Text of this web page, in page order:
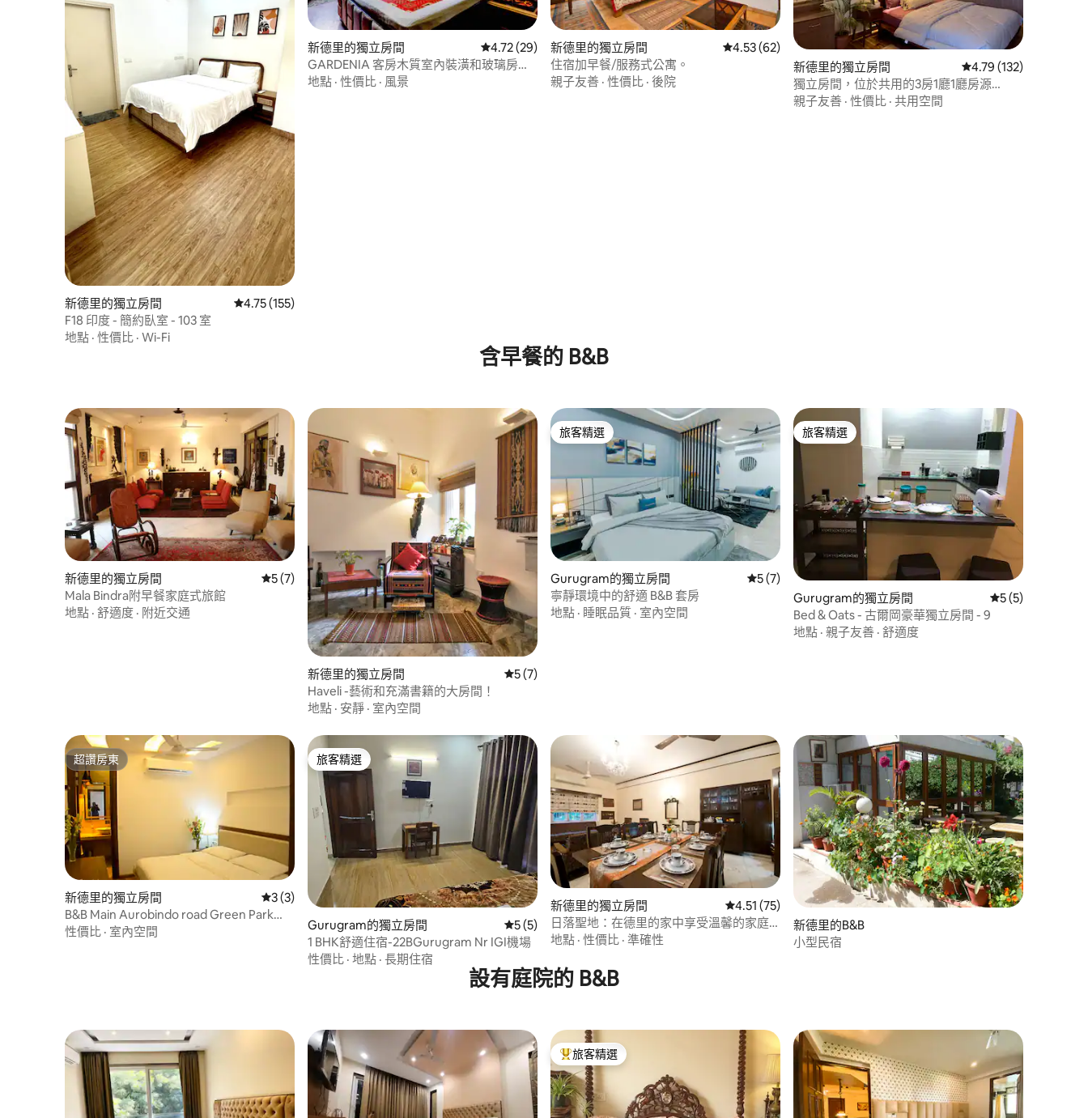
新德里的獨立房間 從 155 則評價中獲得 4.75 的平均評分（滿分 5 分）
4.75 (155)
F18 印度 - 簡約臥室 - 103 室
地點 · 性價比 · Wi-Fi
新德里的獨立房間 從 29 則評價中獲得 4.72 的平均評分（滿分 5 分）
4.72 (29)
GARDENIA 客房木質室內裝潢和玻璃房露
台
地點 · 性價比 · 風景
新德里的獨立房間 從 62 則評價中獲得 4.53 的平均評分（滿分 5 分）
4.53 (62)
住宿加早餐/服務式公寓。
親子友善 · 性價比 · 後院
新德里的獨立房間 從 132 則評價中獲得
4.79 (132)
獨立房間，位於共用的3房1廳1廳房源
Vasant Kunj，靠近機場
親子友善 · 性價比 · 共用空間
含早餐的 B&B
新德里的獨立房間 從 7 則評價中獲得 5 的平均評分（滿分 5 分）
5 (7)
Mala Bindra附早餐家庭式旅館
地點 · 舒適度 · 附近交通
新德里的獨立房間 從 7 則評價中獲得 5 的平均評分（滿分 5 分）
5 (7)
Haveli -藝術和充滿書籍的大房間！
地點 · 安靜 · 室內空間
旅客精選
旅客精選
Gurugram的獨立房間 從 7 則評價中獲得 5 的平均評分（滿分 5 分）
5 (7)
寧靜環境中的舒適 B&B 套房
地點 · 睡眠品質 · 室內空間
旅客精選
旅客精選
Gurugram的獨立房間 從 5 則評價中獲
5 (5)
Bed & Oats - 古爾岡豪華獨立房間 - 9
地點 · 親子友善 · 舒適度
超讚房東
超讚房東
新德里的獨立房間 從 3 則評價中獲得 3 的平均評分（滿分 5 分）
3 (3)
B&B Main Aurobindo road Green Park
Hkv的房間
性價比 · 室內空間
旅客精選
旅客精選
Gurugram的獨立房間 從 5 則評價中獲得 5 的平均評分（滿分 5 分）
5 (5)
1 BHK舒適住宿-22BGurugram Nr IGI機場
性價比 · 地點 · 長期住宿
新德里的獨立房間 從 75 則評價中獲得 4.51 的平均評分（滿分 5 分）
4.51 (75)
日落聖地：在德里的家中享受溫馨的家庭
擁抱
地點 · 性價比 · 準確性
新德里的B&B
小型民宿
設有庭院的 B&B
旅客精選榜首
旅客精選